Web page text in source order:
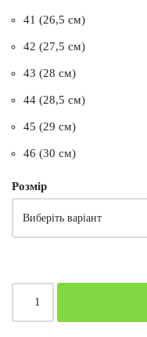
41 (26,5 см)
42 (27,5 см)
43 (28 см)
44 (28,5 см)
45 (29 см)
46 (30 см)
Розмір